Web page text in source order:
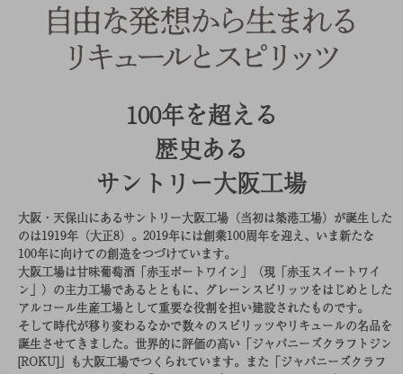
100年を超える
歴史ある
サントリー大阪工場
大阪・天保山にあるサントリー大阪工場（当初は築港工場）が誕生した
のは1919年（大正8）。2019年には創業100周年を迎え、いま新たな
100年に向けての創造をつづけています。
大阪工場は甘味葡萄酒「赤玉ポートワイン」（現「赤玉スイートワイ
ン」）の主力工場であるとともに、グレーンスピリッツをはじめとした
アルコール生産工場として重要な役割を担い建設されたものです。
そして時代が移り変わるなかで数々のスピリッツやリキュールの名品を
誕生させてきました。世界的に評価の高い「ジャパニーズクラフトジン
[ROKU]」も大阪工場でつくられています。また「ジャパニーズクラフ